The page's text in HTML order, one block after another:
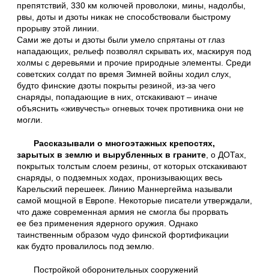
препятствий, 330 км колючей проволоки, мины, надолбы,
рвы, доты и дзоты никак не способствовали быстрому
прорыву этой линии.
Сами же доты и дзоты были умело спрятаны от глаз
нападающих, рельеф позволял скрывать их, маскируя под
холмы с деревьями и прочие природные элементы. Среди
советских солдат по время Зимней войны ходил слух,
будто финские дзоты покрыты резиной, из-за чего
снаряды, попадающие в них, отскакивают – иначе
объяснить «живучесть» огневых точек противника они не
могли.
Рассказывали о многоэтажных крепостях,
зарытых в землю и вырубленных в граните, о ДОТах,
покрытых толстым слоем резины, от которых отскакивают
снаряды, о подземных ходах, пронизывающих весь
Карельский перешеек. Линию Маннергейма называли
самой мощной в Европе. Некоторые писатели утверждали,
что даже современная армия не смогла бы прорвать
ее без применения ядерного оружия. Однако
таинственным образом чудо финской фортификации
как будто провалилось под землю.
Постройкой оборонительных сооружений